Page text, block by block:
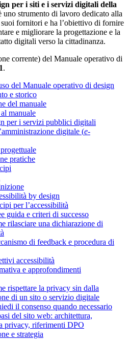
per i siti e i servizi digitali della
uno strumento di lavoro dedicato alla
fornitori e ha l’obiettivo di fornire
e migliorare la progettazione e la
digitali verso la cittadinanza.
corrente) del Manuale operativo di
.
del Manuale operativo di design
e storico
del manuale
manuale
per i servizi pubblici digitali
digitale (e-
pratiche
by design
per l’accessibilità
guida e criteri di successo
rilasciare una dichiarazione di
di feedback e procedura di
accessibilità
e approfondimenti
rispettare la privacy sin dalla
di un sito o servizio digitale
il consenso quando necessario
del sito web: architettura,
privacy, riferimenti DPO
e strategia